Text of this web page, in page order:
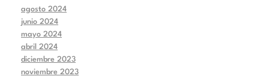
agosto 2024
junio 2024
mayo 2024
abril 2024
diciembre 2023
noviembre 2023